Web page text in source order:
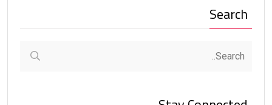
Search